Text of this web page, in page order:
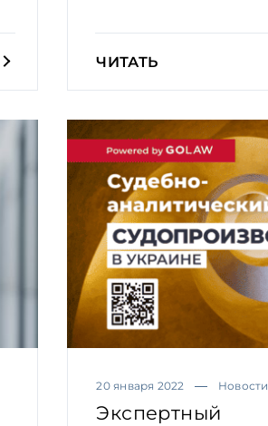
ЧИТАТЬ
20 января 2022 Новости
Экспертный